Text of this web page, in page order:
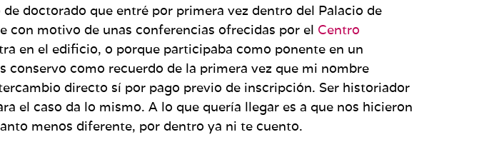
doctorado que entré por primera vez dentro del Palacio de
con motivo de unas conferencias ofrecidas por el Centro
en el edificio, o porque participaba como ponente en un
conservo como recuerdo de la primera vez que mi nombre
directo sí por pago previo de inscripción. Ser historiador
el caso da lo mismo. A lo que quería llegar es a que nos hicieron
menos diferente, por dentro ya ni te cuento.